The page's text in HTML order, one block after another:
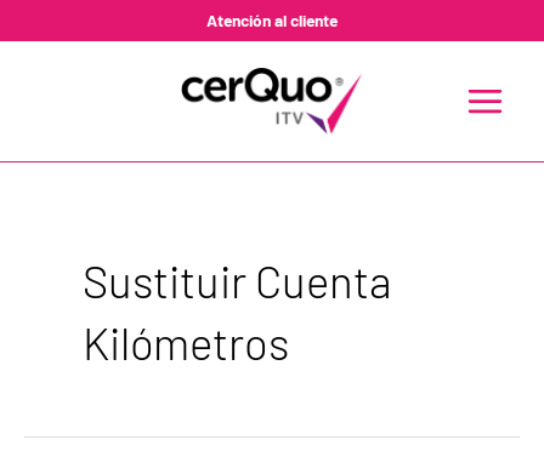
Atención al cliente
MENU
Sustituir Cuenta
Kilómetros